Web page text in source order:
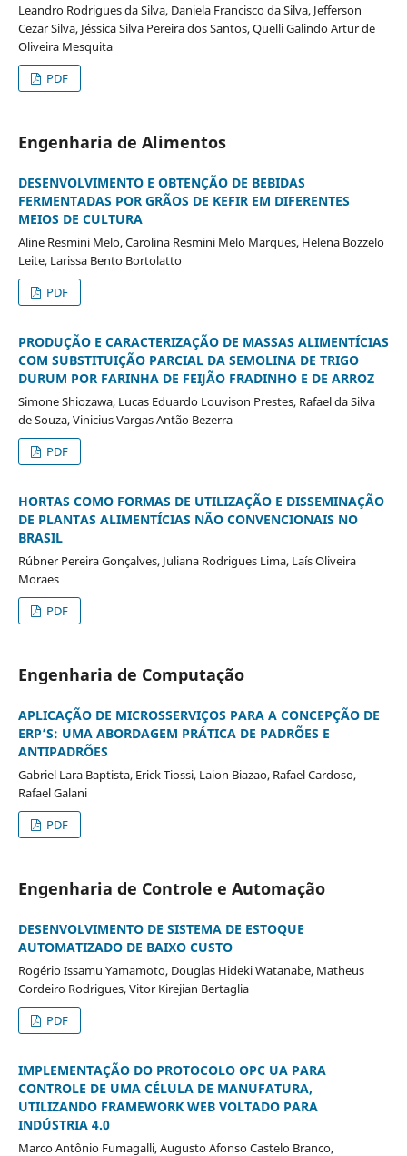
Leandro Rodrigues da Silva, Daniela Francisco da Silva, Jefferson
Cezar Silva, Jéssica Silva Pereira dos Santos, Quelli Galindo Artur de
Oliveira Mesquita
PDF
Engenharia de Alimentos
DESENVOLVIMENTO E OBTENÇÃO DE BEBIDAS
FERMENTADAS POR GRÃOS DE KEFIR EM DIFERENTES
MEIOS DE CULTURA
Aline Resmini Melo, Carolina Resmini Melo Marques, Helena Bozzelo
Leite, Larissa Bento Bortolatto
PDF
PRODUÇÃO E CARACTERIZAÇÃO DE MASSAS ALIMENTÍCIAS
COM SUBSTITUIÇÃO PARCIAL DA SEMOLINA DE TRIGO
DURUM POR FARINHA DE FEIJÃO FRADINHO E DE ARROZ
Simone Shiozawa, Lucas Eduardo Louvison Prestes, Rafael da Silva
de Souza, Vinicius Vargas Antão Bezerra
PDF
HORTAS COMO FORMAS DE UTILIZAÇÃO E DISSEMINAÇÃO
DE PLANTAS ALIMENTÍCIAS NÃO CONVENCIONAIS NO
BRASIL
Rúbner Pereira Gonçalves, Juliana Rodrigues Lima, Laís Oliveira
Moraes
PDF
Engenharia de Computação
APLICAÇÃO DE MICROSSERVIÇOS PARA A CONCEPÇÃO DE
ERP’S: UMA ABORDAGEM PRÁTICA DE PADRÕES E
ANTIPADRÕES
Gabriel Lara Baptista, Erick Tiossi, Laion Biazao, Rafael Cardoso,
Rafael Galani
PDF
Engenharia de Controle e Automação
DESENVOLVIMENTO DE SISTEMA DE ESTOQUE
AUTOMATIZADO DE BAIXO CUSTO
Rogério Issamu Yamamoto, Douglas Hideki Watanabe, Matheus
Cordeiro Rodrigues, Vitor Kirejian Bertaglia
PDF
IMPLEMENTAÇÃO DO PROTOCOLO OPC UA PARA
CONTROLE DE UMA CÉLULA DE MANUFATURA,
UTILIZANDO FRAMEWORK WEB VOLTADO PARA
INDÚSTRIA 4.0
Marco Antônio Fumagalli, Augusto Afonso Castelo Branco,